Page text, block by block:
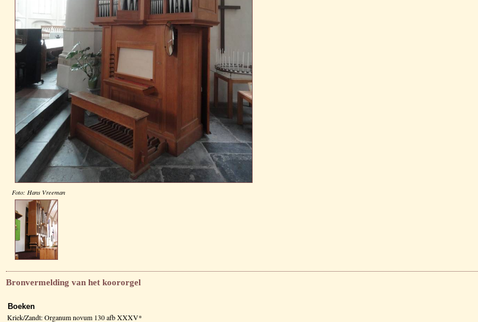
Foto: Hans Vreeman
Bronvermelding van het koororgel
Boeken
Kriek/Zandt: Organum novum 130 afb XXXV*